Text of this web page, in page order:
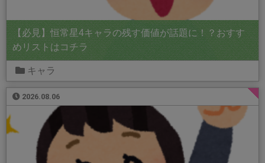
【必見】恒常星4キャラの残す価値が話題に！？おすす
めリストはコチラ
キャラ
2026.08.06